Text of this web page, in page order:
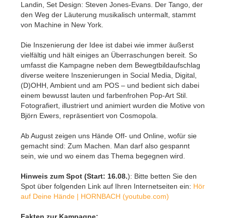
Landin, Set Design: Steven Jones-Evans. Der Tango, der
den Weg der Läuterung musikalisch untermalt, stammt
von Machine in New York.
Die Inszenierung der Idee ist dabei wie immer äußerst
vielfältig und hält einiges an Überraschungen bereit. So
umfasst die Kampagne neben dem Bewegtbildaufschlag
diverse weitere Inszenierungen in Social Media, Digital,
(D)OHH, Ambient und am POS – und bedient sich dabei
einem bewusst lauten und farbenfrohen Pop-Art Stil.
Fotografiert, illustriert und animiert wurden die Motive von
Björn Ewers, repräsentiert von Cosmopola.
Ab August zeigen uns Hände Off- und Online, wofür sie
gemacht sind: Zum Machen. Man darf also gespannt
sein, wie und wo einem das Thema begegnen wird.
Hinweis zum Spot (Start: 16.08.): Bitte betten Sie den
Spot über folgenden Link auf Ihren Internetseiten ein: Hör
auf Deine Hände | HORNBACH (youtube.com)